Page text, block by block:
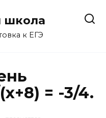
школа
к ЕГЭ
= -3/4.